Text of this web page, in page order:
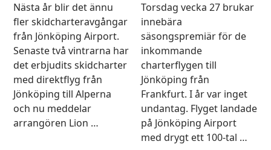
Nästa år blir det ännu
fler skidcharteravgångar
från Jönköping Airport.
Senaste två vintrarna har
det erbjudits skidcharter
med direktflyg från
Jönköping till Alperna
och nu meddelar
arrangören Lion …
Torsdag vecka 27 brukar
innebära
säsongspremiär för de
inkommande
charterflygen till
Jönköping från
Frankfurt. I år var inget
undantag. Flyget landade
på Jönköping Airport
med drygt ett 100-tal …